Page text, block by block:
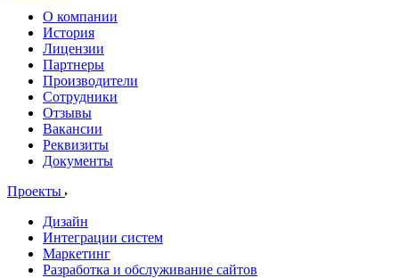
О компании
История
Лицензии
Партнеры
Производители
Сотрудники
Отзывы
Вакансии
Реквизиты
Документы
Проекты
Дизайн
Интеграции систем
Маркетинг
Разработка и обслуживание сайтов